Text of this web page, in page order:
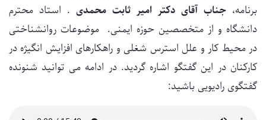
برنامه، جناب آقای دکتر امیر ثابت محمدی . استاد محترم
دانشگاه و از متخصصین حوزه ایمنی. موضوعات روانشناختی
در محیط کار و علل استرس شغلی و راهکارهای افزایش انگیژه در
کارکنان در این گفتگو اشاره گردید. در ادامه می توانید شنونده
گفتگوی رادیویی باشید: